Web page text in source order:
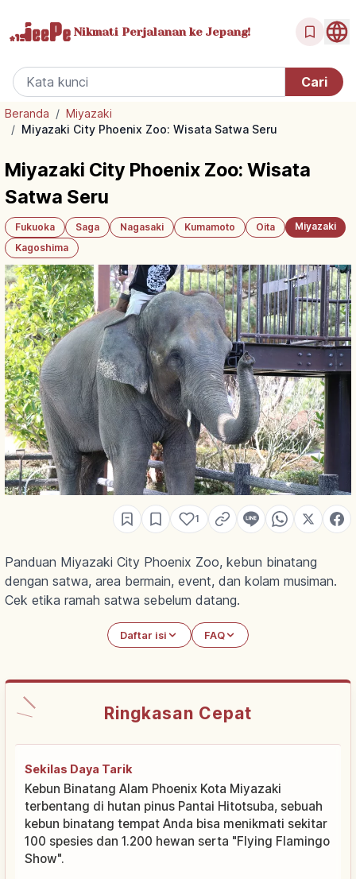
Nikmati Perjalanan ke Jepang!
Beranda / Miyazaki
/ Miyazaki City Phoenix Zoo: Wisata Satwa Seru
Miyazaki City Phoenix Zoo: Wisata
Satwa Seru
Fukuoka Saga Nagasaki Kumamoto Oita
Miyazaki
Kagoshima
1
Panduan Miyazaki City Phoenix Zoo, kebun binatang
dengan satwa, area bermain, event, dan kolam musiman.
Cek etika ramah satwa sebelum datang.
Daftar isi FAQ
Ringkasan Cepat
Sekilas Daya Tarik
Kebun Binatang Alam Phoenix Kota Miyazaki
terbentang di hutan pinus Pantai Hitotsuba, sebuah
kebun binatang tempat Anda bisa menikmati sekitar
100 spesies dan 1.200 hewan serta "Flying Flamingo
Show".